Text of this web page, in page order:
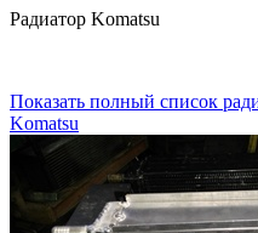
Радиатор Komatsu
Показать полный список
Komatsu